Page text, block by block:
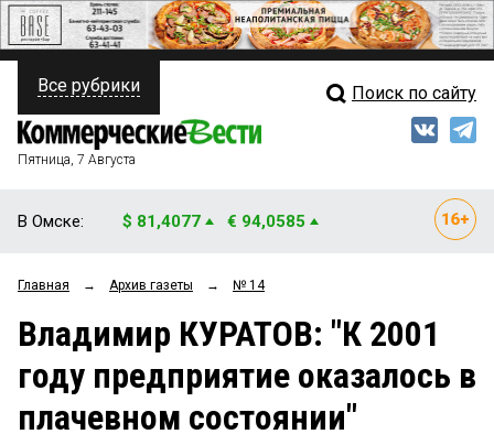
ПОЛИТИКА
ФИНАНСЫ
ОБЩЕСТВО
ЗАКОН
НОВОСТИ КОМПАНИЙ
Свежий выпуск
Рейтинги
Блоги
Архив
Все рубрики Поиск по сайту
Пятница, 7 Августа
В Омске: $ 81,4077 € 94,0585
Главная → Архив газеты → № 14
Владимир КУРАТОВ: "К 2001
году предприятие оказалось в
плачевном состоянии"